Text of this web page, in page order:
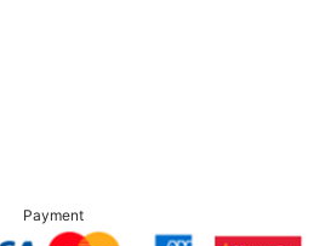
Payment